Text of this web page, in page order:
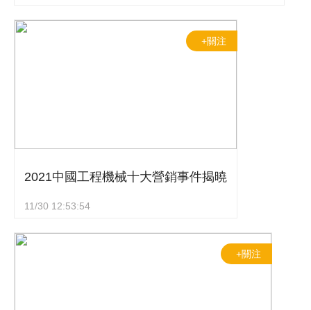
+關注
2021中國工程機械十大營銷事件揭曉
11/30 12:53:54
+關注